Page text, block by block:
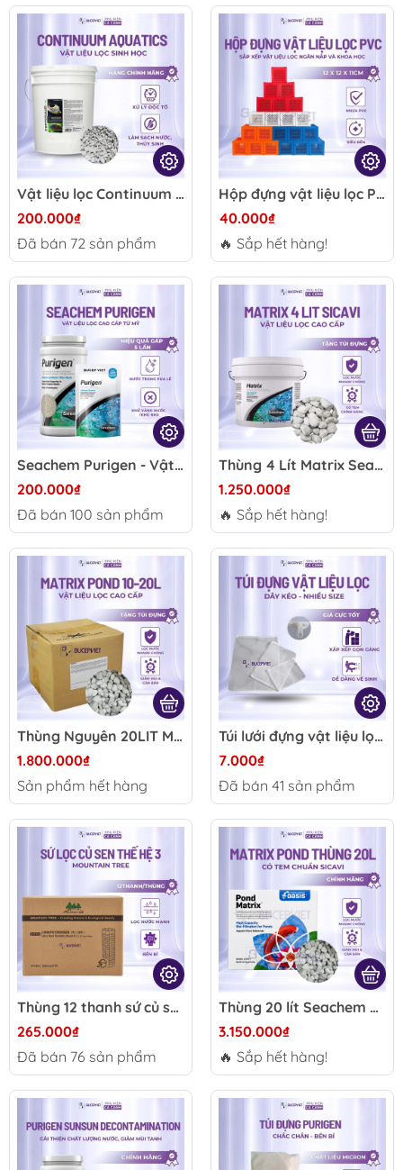
Vật liệu lọc Continuum Aquatics Bact-Rox 1L/5L - Hỗ trợ vi sinh, xử lý nước hồ cá biển thủy sinh
200.000₫
Đã bán 72 sản phẩm
Hộp đựng vật liệu lọc PVC 12x12x11cm - Hộp chứa vật liệu lọc hồ cá, dễ sắp xếp, bền chắc, nhiều màu sắc
40.000₫
🔥 Sắp hết hàng!
Seachem Purigen - Vật liệu lọc
200.000₫
Đã bán 100 sản phẩm
Thùng 4 Lít Matrix Seachem có tem chính hãng SICAVI - Vật liệu lọc làm trong nước, nuôi cấy vi sinh cải tạo trong nước hồ cá thủy sinh và cá cảnh biển
1.250.000₫
🔥 Sắp hết hàng!
Thùng Nguyên 20LIT Matrix Pond cho bể thủy sinh
1.800.000₫
Sản phẩm hết hàng
Túi lưới đựng vật liệu lọc – Dây kéo inox tiện lợi, dễ vệ sinh, nhiều kích thước cho bể cá thủy sinh, hồ cá cảnh
7.000₫
Đã bán 41 sản phẩm
Thùng 12 thanh sứ củ sen Mountain Tree thế hệ 3 25x8cm - Vật liệu lọc hồ Koi, bể cá rồng, siêu bề mặt lưu trữ vi sinh
265.000₫
Đã bán 76 sản phẩm
Thùng 20 lít Seachem Matrix Pond có tem Sicavi - Vật liệu lọc xử lý tạp chất, nuôi cấy vi sinh làm trong nước hồ cá koi thủy sinh
3.150.000₫
🔥 Sắp hết hàng!